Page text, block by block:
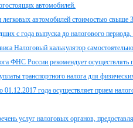
автомобилей.
легковых автомобилей стоимостью
с года выпуска до налогового
Налоговый калькулятор
ФНС России рекомендует осуществлять
транспортного налога для
года осуществляет прием
услуг налоговых органов,